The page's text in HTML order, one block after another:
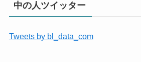
中の人ツイッター
Tweets by bl_data_com